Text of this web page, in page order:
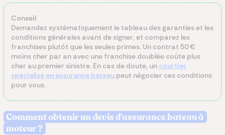
Conseil
Demandez systématiquement le tableau des garanties et les
conditions générales avant de signer, et comparez les
franchises plutôt que les seules primes. Un contrat 50 €
moins cher par an avec une franchise doublée coûte plus
cher au premier sinistre. En cas de doute, un courtier
spécialisé en assurance bateau peut négocier ces conditions
pour vous.
Comment obtenir un devis d'assurance bateau à
moteur ?